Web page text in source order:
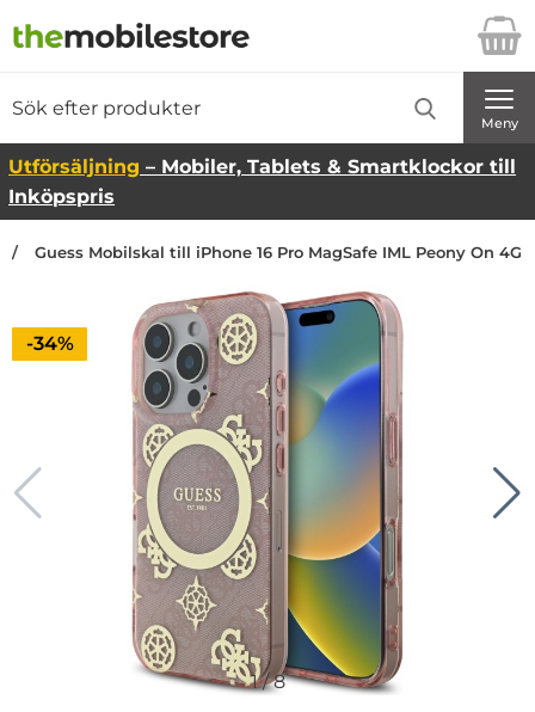
Startsidan för Danira Telecom AB
Meny
Utförsäljning – Mobiler, Tablets & Smartklockor till
Inköpspris
Guess Mobilskal till iPhone 16 Pro MagSafe IML Peony On 4G -
Priset är nedsatt med
-34%
1/8